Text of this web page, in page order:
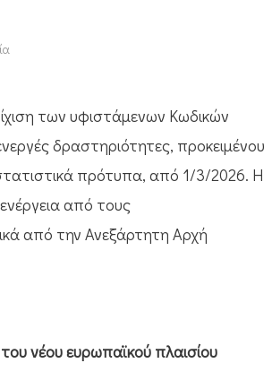
των υφιστάμενων Κωδικών
δραστηριότητες, προκειμένου
πρότυπα, από 1/3/2026. Η
από τους
από την Ανεξάρτητη Αρχή
νέου ευρωπαϊκού πλαισίου